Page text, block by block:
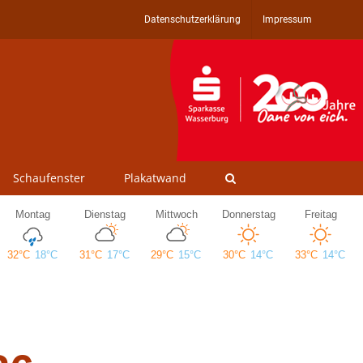
Datenschutzerklärung Impressum
Schaufenster Plakatwand